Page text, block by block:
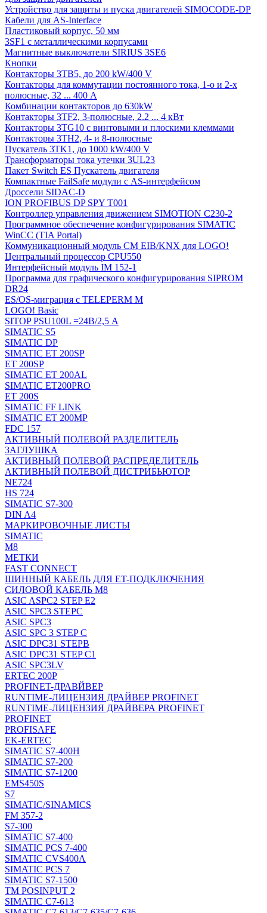
Устройство для защиты и пуска двигателей SIMOCODE-DP
Кабели для AS-Interface
Пластиковый корпус, 50 мм
3SF1 с металлическими корпусами
Магнитные выключатели SIRIUS 3SE6
Кнопки
Контакторы 3TB5, до 200 kW/400 V
Контакторы для коммутации постоянного тока, 1-о и 2-х
полюсные, 32 ... 400 A
Комбинации контакторов до 630kW
Контакторы 3TF2, 3-полюсные, 2.2 ... 4 кВт
Контакторы 3TG10 c винтовыми и плоскими клеммами
Контакторы 3TH2, 4- и 8-полюсные
Пускатель 3TK1, до 1000 kW/400 V
Трансформаторы тока утечки 3UL23
Пакет Switch ES Пускатель двигателя
Компактные FailSafe модули с AS-интерфейсом
Дроссели SIDAC-D
ION PROFIBUS DP SPY T001
Контроллер управления движением SIMOTION C230-2
Программное обеспечение конфигурирования SIMATIC
WinCC (TIA Portal)
Коммуникационный модуль CM EIB/KNX для LOGO!
Центральный процессор CPU550
Интерфейсный модуль IM 152-1
Программа для графического конфигурирования SIPROM
DR24
ES/OS-миграция с TELEPERM M
LOGO! Basic
SITOP PSU100L =24В/2,5 A
SIMATIC S5
SIMATIC DP
SIMATIC ET 200SP
ET 200SP
SIMATIC ET 200AL
SIMATIC ET200PRO
ET 200S
SIMATIC FF LINK
SIMATIC ET 200MP
FDC 157
АКТИВНЫЙ ПОЛЕВОЙ РАЗДЕЛИТЕЛЬ
ЗАГЛУШКА
АКТИВНЫЙ ПОЛЕВОЙ РАСПРЕДЕЛИТЕЛЬ
АКТИВНЫЙ ПОЛЕВОЙ ДИСТРИБЬЮТОР
NE724
HS 724
SIMATIC S7-300
DIN A4
МАРКИРОВОЧНЫЕ ЛИСТЫ
SIMATIC
M8
МЕТКИ
FAST CONNECT
ШИННЫЙ КАБЕЛЬ ДЛЯ ET-ПОДКЛЮЧЕНИЯ
СИЛОВОЙ КАБЕЛЬ M8
ASIC ASPC2 STEP E2
ASIC SPC3 STEPC
ASIC SPC3
ASIC SPC 3 STEP C
ASIC DPC31 STEPB
ASIC DPC31 STEP C1
ASIC SPC3LV
ERTEC 200P
PROFINET-ДРАВЙВЕР
RUNTIME-ЛИЦЕНЗИЯ ДРАЙВЕР PROFINET
RUNTIME-ЛИЦЕНЗИЯ ДРАЙВЕРА PROFINET
PROFINET
PROFISAFE
EK-ERTEC
SIMATIC S7-400H
SIMATIC S7-200
SIMATIC S7-1200
EMS450S
S7
SIMATIC/SINAMICS
FM 357-2
S7-300
SIMATIC S7-400
SIMATIC PCS 7-400
SIMATIC CVS400A
SIMATIC PCS 7
SIMATIC S7-1500
TM POSINPUT 2
SIMATIC C7-613